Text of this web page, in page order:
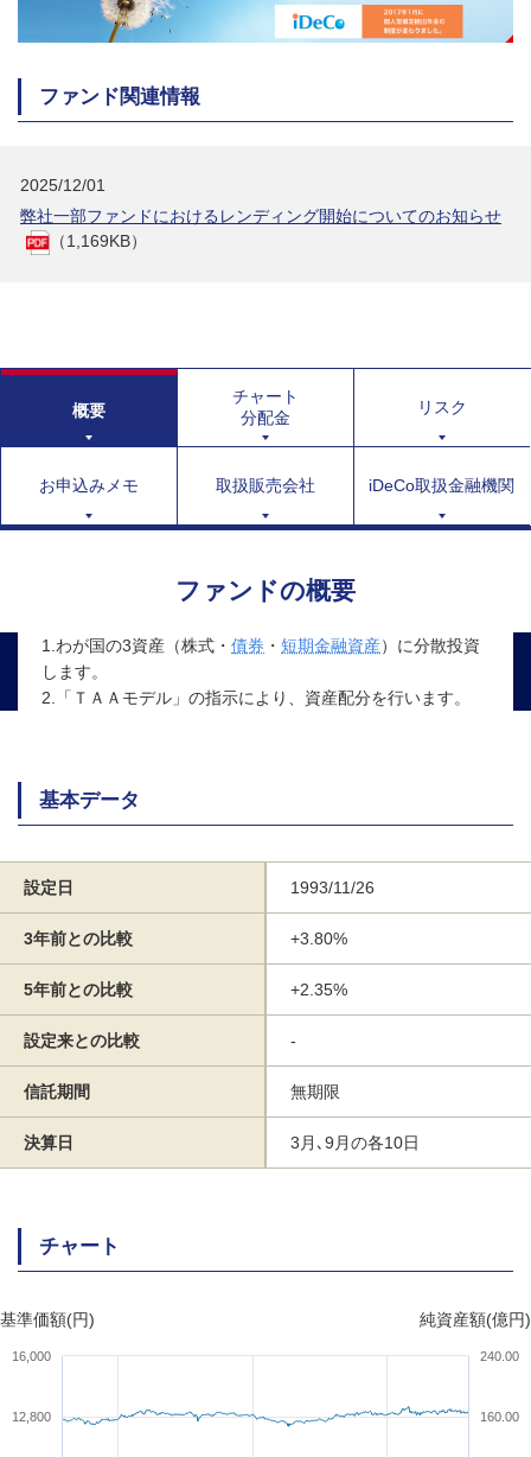
ファンド関連情報
2025/12/01
弊社一部ファンドにおけるレンディング開始についてのお知らせ
（1,169KB）
概要
チャート
分配金
リスク
お申込みメモ 取扱販売会社 iDeCo取扱金融機関
ファンドの概要
1.わが国の3資産（株式・ 債券 ・ 短期金融資産）に分散投資
します。
2.「ＴＡＡモデル」の指示により、資産配分を行います。
基本データ
設定日 1993/11/26
3年前との比較 +3.80%
5年前との比較 +2.35%
設定来との比較 -
信託期間 無期限
決算日 3月､9月の各10日
チャート
基準価額(円) 純資産額(億円)
12,800
16,000
160.00
240.00